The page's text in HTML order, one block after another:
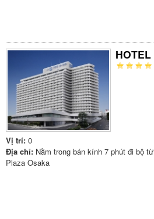
Vị trí: 0
Địa chỉ: Nằm trong bán kính 7 phút đi bộ
Plaza Osaka